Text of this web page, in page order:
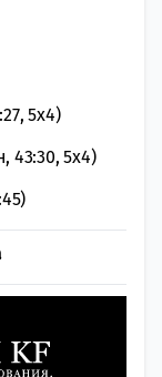
5х4)
43:30, 5х4)